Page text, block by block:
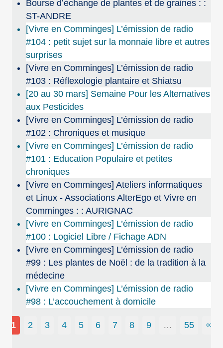
Bourse d’échange de plantes et de graines : :
ST-ANDRE
[Vivre en Comminges] L’émission de radio
#104 : petit sujet sur la monnaie libre et autres
surprises
[Vivre en Comminges] L’émission de radio
#103 : Réflexologie plantaire et Shiatsu
[20 au 30 mars] Semaine Pour les Alternatives
aux Pesticides
[Vivre en Comminges] L’émission de radio
#102 : Chroniques et musique
[Vivre en Comminges] L’émission de radio
#101 : Education Populaire et petites
chroniques
[Vivre en Comminges] Ateliers informatiques
et Linux - Associations AlterEgo et Vivre en
Comminges : : AURIGNAC
[Vivre en Comminges] L’émission de radio
#100 : Logiciel Libre / Fichage ADN
[Vivre en Comminges] L’émission de radio
#99 : Les plantes de Noël : de la tradition à la
médecine
[Vivre en Comminges] L’émission de radio
#98 : L’accouchement à domicile
1 2 3 4 5 6 7 8 9 … 55 ∞